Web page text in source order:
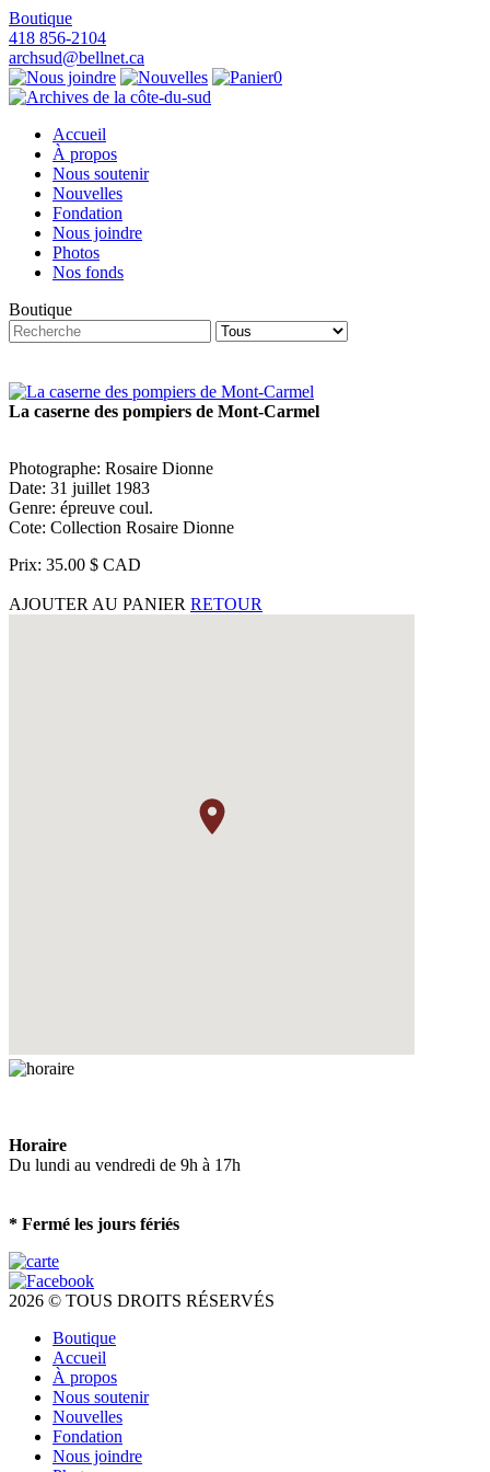
Boutique
418 856-2104
archsud@bellnet.ca
0
Accueil
À propos
Nous soutenir
Nouvelles
Fondation
Nous joindre
Photos
Nos fonds
Boutique
La caserne des pompiers de Mont-Carmel
Photographe: Rosaire Dionne
Date: 31 juillet 1983
Genre: épreuve coul.
Cote: Collection Rosaire Dionne
Prix: 35.00 $ CAD
AJOUTER AU PANIER RETOUR
Horaire
Du lundi au vendredi de 9h à 17h
* Fermé les jours fériés
2026 © TOUS DROITS RÉSERVÉS
Boutique
Accueil
À propos
Nous soutenir
Nouvelles
Fondation
Nous joindre